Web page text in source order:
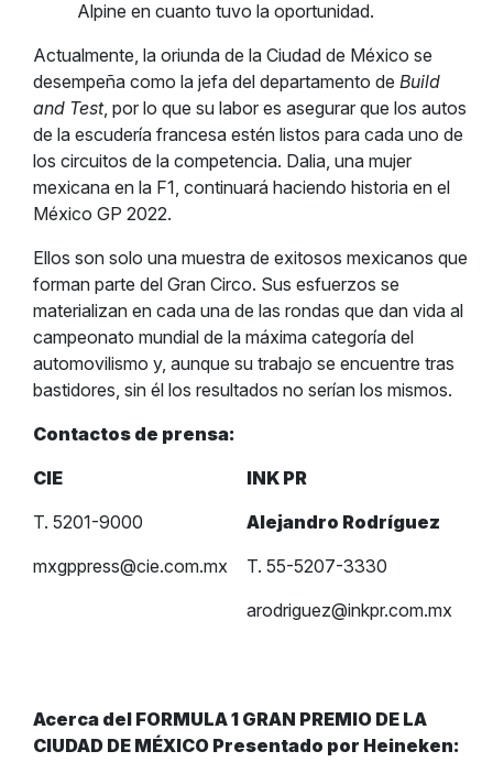
Alpine en cuanto tuvo la oportunidad.
Actualmente, la oriunda de la Ciudad de México se
desempeña como la jefa del departamento de Build
and Test, por lo que su labor es asegurar que los autos
de la escudería francesa estén listos para cada uno de
los circuitos de la competencia. Dalia, una mujer
mexicana en la F1, continuará haciendo historia en el
México GP 2022.
Ellos son solo una muestra de exitosos mexicanos que
forman parte del Gran Circo. Sus esfuerzos se
materializan en cada una de las rondas que dan vida al
campeonato mundial de la máxima categoría del
automovilismo y, aunque su trabajo se encuentre tras
bastidores, sin él los resultados no serían los mismos.
Contactos de prensa:
CIE
T. 5201-9000
mxgppress@cie.com.mx
INK PR
Alejandro Rodríguez
T. 55-5207-3330
arodriguez@inkpr.com.mx
Acerca del FORMULA 1 GRAN PREMIO DE LA
CIUDAD DE MÉXICO Presentado por Heineken: